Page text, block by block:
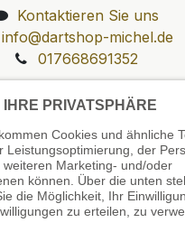
Kontaktieren Sie uns
info@dartshop-michel.de
017668691352
Unsere Prüfsiegel